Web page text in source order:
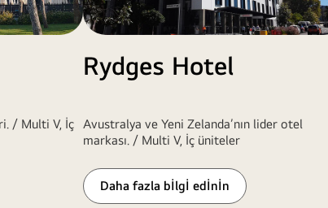
/ Multi V, İç
Rydges Hotel
Avustralya ve Yeni Zelanda’nın lider otel
markası. / Multi V, İç üniteler
Daha fazla bİlgİ edİnİn